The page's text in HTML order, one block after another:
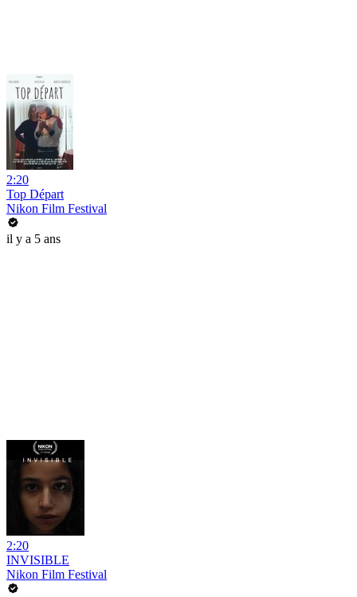
2:20
Top Départ
Nikon Film Festival
il y a 5 ans
2:20
INVISIBLE
Nikon Film Festival